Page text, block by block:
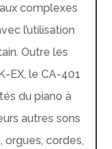
complexes
l’utilisation
Outre les
EX, le CA-401
du piano à
autres sons
orgues, cordes,